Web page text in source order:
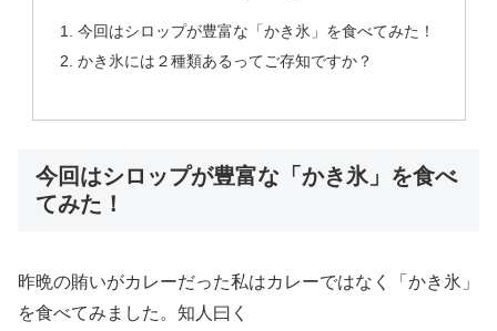
今回はシロップが豊富な「かき氷」を食べてみた！
かき氷には２種類あるってご存知ですか？
今回はシロップが豊富な「かき氷」を食べ
てみた！
昨晩の賄いがカレーだった私はカレーではなく「かき氷」
を食べてみました。知人曰く